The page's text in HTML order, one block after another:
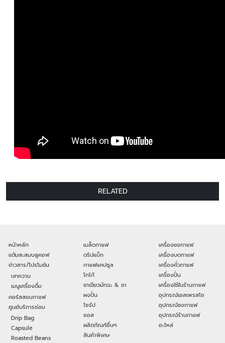
RELATED
หน้าหลัก
แต้มสะสมบลูคอฟ
ข่าวสาร/โปรโมชัน
บทความ
เมนูเครื่องดื่ม
คอร์สสอนกาแฟ
ศูนย์บริการซ่อม
Drip Bag
Capsule
Roasted Beans
เมล็ดกาแฟ
ดริปแบ็ก
กาแฟแคปซูล
โกโก้
ชาเขียวมัทฉะ & ชา
ผงปั่น
ไซรัป
ซอส
ผลิตภัณฑ์อื่นๆ
สินค้าพิเศษ
เครื่องชงกาแฟ
เครื่องบดกาแฟ
เครื่องคั่วกาแฟ
เครื่องปั่น
เครื่องใช้ในร้านกาแฟ
อุปกรณ์เอสเพรสโซ
อุปกรณ์ชงกาแฟ
อุปกรณ์ร้านกาแฟ
อะไหล่